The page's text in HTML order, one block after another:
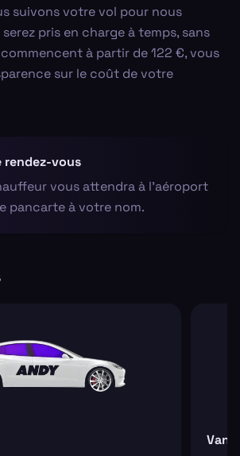
suivons votre vol pour nous
pris en charge à temps, sans
à partir de 122 €, vous
sur le coût de votre
rendez-vous
vous attendra à l'aéroport
pancarte à votre nom.
Van